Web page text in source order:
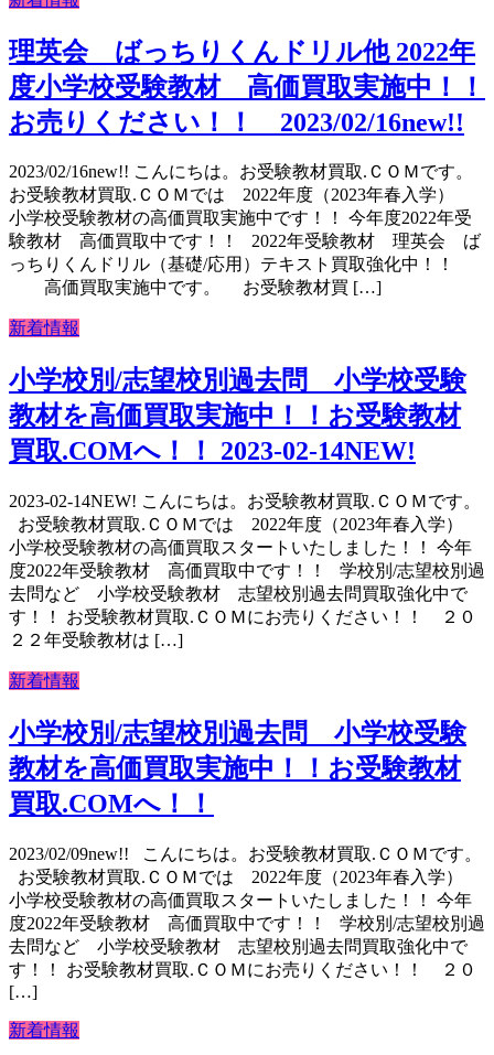
理英会 ばっちりくんドリル他 2022年
度小学校受験教材 高価買取実施中！！
お売りください！！ 2023/02/16new!!
2023/02/16new!! こんにちは。お受験教材買取.ＣＯＭです。
お受験教材買取.ＣＯＭでは 2022年度（2023年春入学）
小学校受験教材の高価買取実施中です！！ 今年度2022年受
験教材 高価買取中です！！ 2022年受験教材 理英会 ば
っちりくんドリル（基礎/応用）テキスト買取強化中！！
高価買取実施中です。 お受験教材買 […]
新着情報
小学校別/志望校別過去問 小学校受験
教材を高価買取実施中！！お受験教材
買取.COMへ！！ 2023-02-14NEW!
2023-02-14NEW! こんにちは。お受験教材買取.ＣＯＭです。
お受験教材買取.ＣＯＭでは 2022年度（2023年春入学）
小学校受験教材の高価買取スタートいたしました！！ 今年
度2022年受験教材 高価買取中です！！ 学校別/志望校別過
去問など 小学校受験教材 志望校別過去問買取強化中で
す！！ お受験教材買取.ＣＯＭにお売りください！！ ２０
２２年受験教材は […]
新着情報
小学校別/志望校別過去問 小学校受験
教材を高価買取実施中！！お受験教材
買取.COMへ！！
2023/02/09new!! こんにちは。お受験教材買取.ＣＯＭです。
お受験教材買取.ＣＯＭでは 2022年度（2023年春入学）
小学校受験教材の高価買取スタートいたしました！！ 今年
度2022年受験教材 高価買取中です！！ 学校別/志望校別過
去問など 小学校受験教材 志望校別過去問買取強化中で
す！！ お受験教材買取.ＣＯＭにお売りください！！ ２０
[…]
新着情報